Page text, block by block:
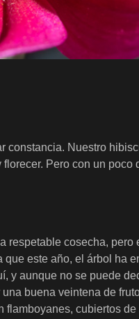
constancia. Nuestro
Pero con un poco
respetable cosecha, pero
este año, el árbol ha
y aunque no se puede
buena veintena de
flamboyanes, cubiertos de